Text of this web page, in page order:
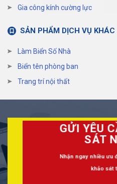
Gia công kính cường lực
SẢN PHẨM DỊCH VỤ KHÁC
Làm Biển Số Nhà
Biển tên phòng ban
Trang trí nội thất
GỬI YÊU
SÁT
Nhận ngay nhiều ưu
khảo sát